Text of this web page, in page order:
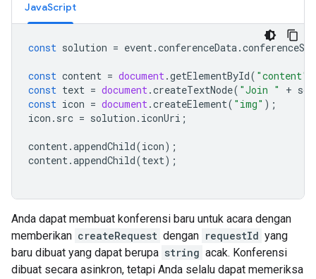
JavaScript
const solution = event.conferenceData.
const content = document.getElementById( "content"
const text = document.createTextNode( "Join " +
const icon = document.createElement( "img" );
icon . src = solution . iconUri ;
content.appendChild(icon);
content.appendChild(text);
Anda dapat membuat konferensi baru untuk acara dengan
memberikan createRequest dengan requestId yang
baru dibuat yang dapat berupa string acak. Konferensi
dibuat secara asinkron, tetapi Anda selalu dapat memeriksa